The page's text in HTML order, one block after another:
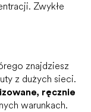
Zwykłe
znajdziesz
z dużych sieci.
ręcznie
warunkach.